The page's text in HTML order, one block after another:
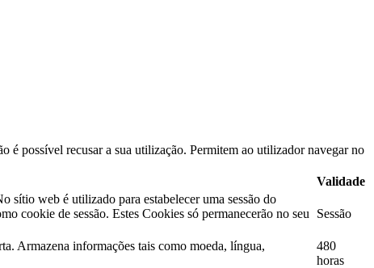
é possível recusar a sua utilização. Permitem ao utilizador navegar no
Validade
sítio web é utilizado para estabelecer uma sessão do
cookie de sessão. Estes Cookies só permanecerão no seu
Sessão
Armazena informações tais como moeda, língua,
480
horas